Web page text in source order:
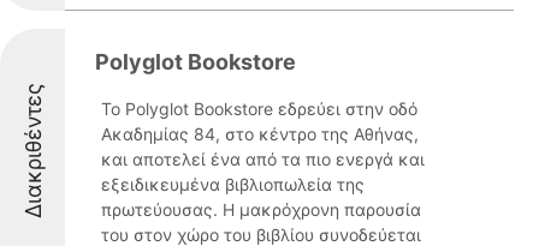
Διακριθέντες
Polyglot Bookstore
Το Polyglot Bookstore εδρεύει στην οδό
Ακαδημίας 84, στο κέντρο της Αθήνας,
και αποτελεί ένα από τα πιο ενεργά και
εξειδικευμένα βιβλιοπωλεία της
πρωτεύουσας. Η μακρόχρονη παρουσία
του στον χώρο του βιβλίου συνοδεύεται